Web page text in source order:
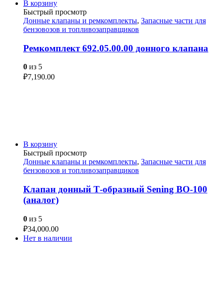
В корзину
Быстрый просмотр
Донные клапаны и ремкомплекты, Запасные части для
бензовозов и топливозаправщиков
Ремкомплект 692.05.00.00 донного клапана
0 из 5
₽7,190.00
В корзину
Быстрый просмотр
Донные клапаны и ремкомплекты, Запасные части для
бензовозов и топливозаправщиков
Клапан донный Т-образный Sening BO-100
(аналог)
0 из 5
₽34,000.00
Нет в наличии